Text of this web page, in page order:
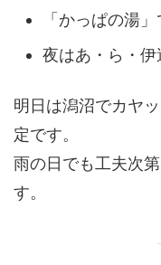
「かっぱの湯
夜はあ・ら・
明日は潟沼でカヤ
定です。
雨の日でも工夫次
す。